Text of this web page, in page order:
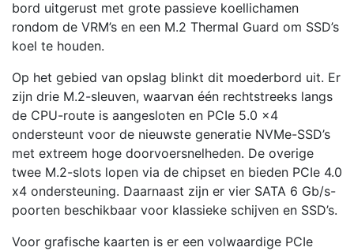
bord uitgerust met grote passieve koellichamen
rondom de VRM’s en een M.2 Thermal Guard om SSD’s
koel te houden.
Op het gebied van opslag blinkt dit moederbord uit. Er
zijn drie M.2-sleuven, waarvan één rechtstreeks langs
de CPU-route is aangesloten en PCIe 5.0 x4
ondersteunt voor de nieuwste generatie NVMe-SSD’s
met extreem hoge doorvoersnelheden. De overige
twee M.2-slots lopen via de chipset en bieden PCIe 4.0
x4 ondersteuning. Daarnaast zijn er vier SATA 6 Gb/s-
poorten beschikbaar voor klassieke schijven en SSD’s.
Voor grafische kaarten is er een volwaardige PCIe